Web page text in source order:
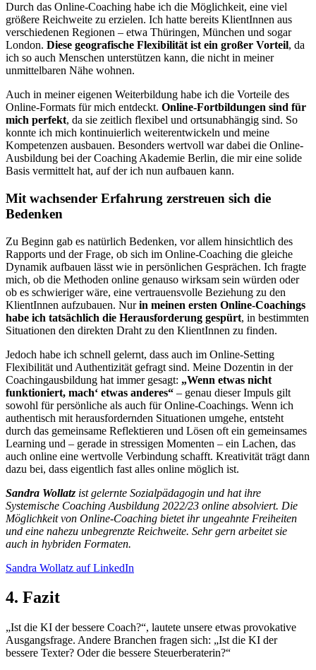
Durch das Online-Coaching habe ich die Möglichkeit, eine viel
größere Reichweite zu erzielen. Ich hatte bereits KlientInnen aus
verschiedenen Regionen – etwa Thüringen, München und sogar
London. Diese geografische Flexibilität ist ein großer Vorteil, da
ich so auch Menschen unterstützen kann, die nicht in meiner
unmittelbaren Nähe wohnen.
Auch in meiner eigenen Weiterbildung habe ich die Vorteile des
Online-Formats für mich entdeckt. Online-Fortbildungen sind für
mich perfekt, da sie zeitlich flexibel und ortsunabhängig sind. So
konnte ich mich kontinuierlich weiterentwickeln und meine
Kompetenzen ausbauen. Besonders wertvoll war dabei die Online-
Ausbildung bei der Coaching Akademie Berlin, die mir eine solide
Basis vermittelt hat, auf der ich nun aufbauen kann.
Mit wachsender Erfahrung zerstreuen sich die
Bedenken
Zu Beginn gab es natürlich Bedenken, vor allem hinsichtlich des
Rapports und der Frage, ob sich im Online-Coaching die gleiche
Dynamik aufbauen lässt wie in persönlichen Gesprächen. Ich fragte
mich, ob die Methoden online genauso wirksam sein würden oder
ob es schwieriger wäre, eine vertrauensvolle Beziehung zu den
KlientInnen aufzubauen. Nurin meinen ersten Online-Coachings
habe ich tatsächlich die Herausforderung gespürt, in bestimmten
Situationen den direkten Draht zu den KlientInnen zu finden.
Jedoch habe ich schnell gelernt, dass auch im Online-Setting
Flexibilität und Authentizität gefragt sind. Meine Dozentin in der
Coachingausbildung hat immer gesagt: „Wenn etwas nicht
funktioniert, mach‘ etwas anderes“ – genau dieser Impuls gilt
sowohl für persönliche als auch für Online-Coachings. Wenn ich
authentisch mit herausfordernden Situationen umgehe, entsteht
durch das gemeinsame Reflektieren und Lösen oft ein gemeinsames
Learning und – gerade in stressigen Momenten – ein Lachen, das
auch online eine wertvolle Verbindung schafft. Kreativität trägt dann
dazu bei, dass eigentlich fast alles online möglich ist.
Sandra Wollatz ist gelernte Sozialpädagogin und hat ihre
Systemische Coaching Ausbildung 2022/23 online absolviert. Die
Möglichkeit von Online-Coaching bietet ihr ungeahnte Freiheiten
und eine nahezu unbegrenzte Reichweite. Sehr gern arbeitet sie
auch in hybriden Formaten.
Sandra Wollatz auf LinkedIn
4. Fazit
„Ist die KI der bessere Coach?“, lautete unsere etwas provokative
Ausgangsfrage. Andere Branchen fragen sich: „Ist die KI der
bessere Texter? Oder die bessere Steuerberaterin?“